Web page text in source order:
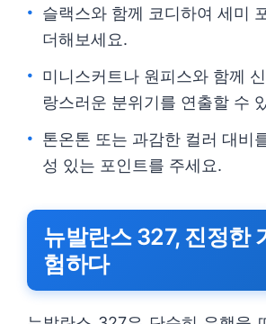
슬랙스와 함께 코디하여 세미
더해보세요.
미니스커트나 원피스와 함께
랑스러운 분위기를 연출할 수
톤온톤 또는 과감한 컬러 대비
성 있는 포인트를 주세요.
뉴발란스 327, 진정한
험하다